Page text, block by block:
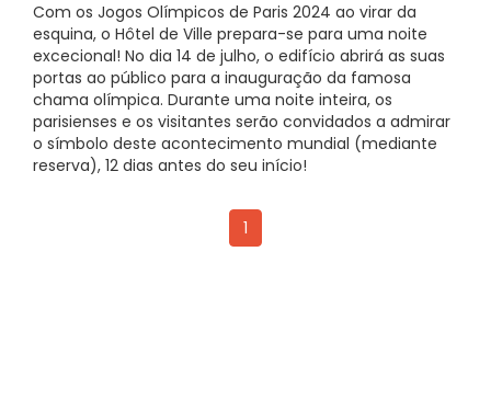
Com os Jogos Olímpicos de Paris 2024 ao virar da
esquina, o Hôtel de Ville prepara-se para uma noite
excecional! No dia 14 de julho, o edifício abrirá as suas
portas ao público para a inauguração da famosa
chama olímpica. Durante uma noite inteira, os
parisienses e os visitantes serão convidados a admirar
o símbolo deste acontecimento mundial (mediante
reserva), 12 dias antes do seu início!
1